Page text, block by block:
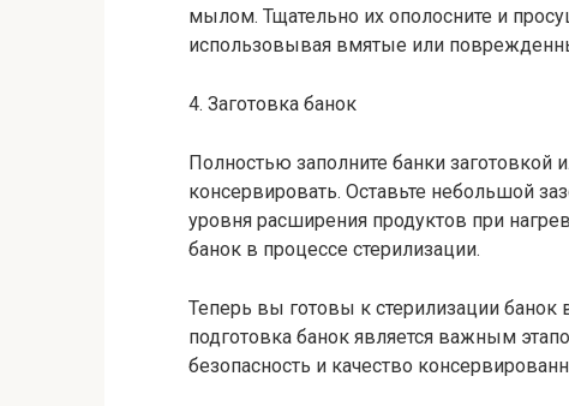
мылом. Тщательно их ополосните и
использовывая вмятые или
4. Заготовка банок
Полностью заполните банки заготовкой
консервировать. Оставьте небольшой
уровня расширения продуктов при
банок в процессе стерилизации.
Теперь вы готовы к стерилизации банок
подготовка банок является важным
безопасность и качество